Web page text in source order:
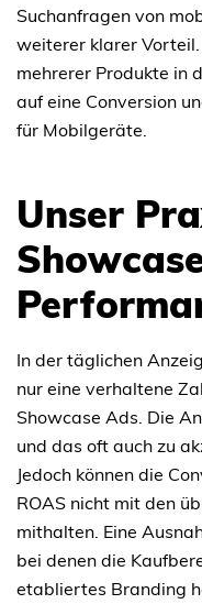
Suchanfragen von
weiterer klarer
mehrerer Produkte in
auf eine Conversion
für Mobilgeräte.
Unser
In der täglichen
nur eine verhaltene
Showcase Ads. Die
und das oft auch zu
Jedoch können die
ROAS nicht mit den
mithalten. Eine
bei denen die
etabliertes Branding